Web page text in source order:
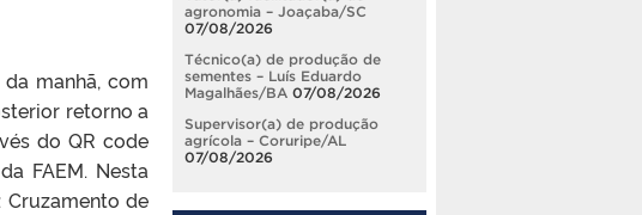
manhã, com
retorno a
do QR code
FAEM. Nesta
Cruzamento de
agronomia – Joaçaba/SC
07/08/2026
Técnico(a) de produção de
sementes – Luís Eduardo
Magalhães/BA 07/08/2026
Supervisor(a) de produção
agrícola – Coruripe/AL
07/08/2026